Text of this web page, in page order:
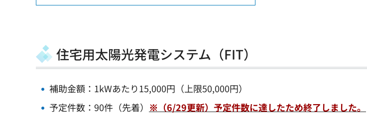
住宅用太陽光発電システム（FIT）
補助金額：1kWあたり15,000円（上限50,000円）
予定件数：90件（先着） ※（6/29更新）予定件数に達したため終了しました。